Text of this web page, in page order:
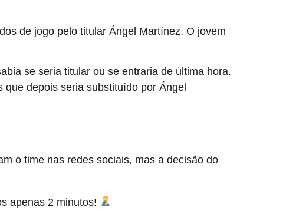
de jogo pelo titular Ángel Martínez. O jovem
se seria titular ou se entraria de última hora.
depois seria substituído por Ángel
o time nas redes sociais, mas a decisão do
​​apenas 2 minutos!